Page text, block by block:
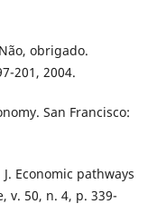
obrigado.
201, 2004.
San Francisco:
J. Economic pathways
v. 50, n. 4, p. 339-